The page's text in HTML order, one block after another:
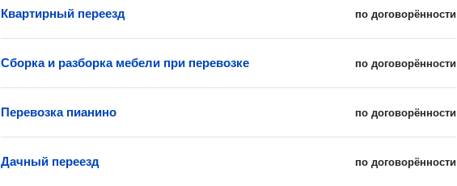
по договорённости
Квартирный переезд
по договорённости
Сборка и разборка мебели при перевозке
по договорённости
Перевозка пианино
по договорённости
Дачный переезд